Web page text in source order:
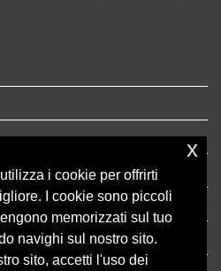
i cookie per offrirti
I cookie sono piccoli
memorizzati sul tuo
navighi sul nostro sito.
sito, accetti l'uso dei
x